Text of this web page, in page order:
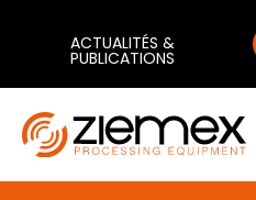
ACTUALITÉS &
PUBLICATIONS